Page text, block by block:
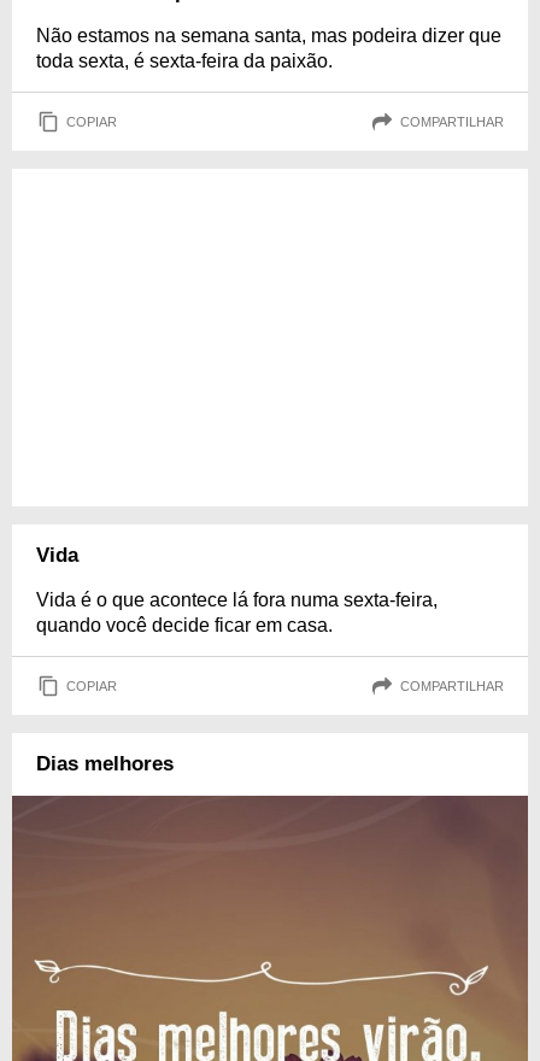
Não estamos na semana santa, mas podeira dizer que
toda sexta, é sexta-feira da paixão.
COPIAR COMPARTILHAR
Vida
Vida é o que acontece lá fora numa sexta-feira,
quando você decide ficar em casa.
COPIAR COMPARTILHAR
Dias melhores